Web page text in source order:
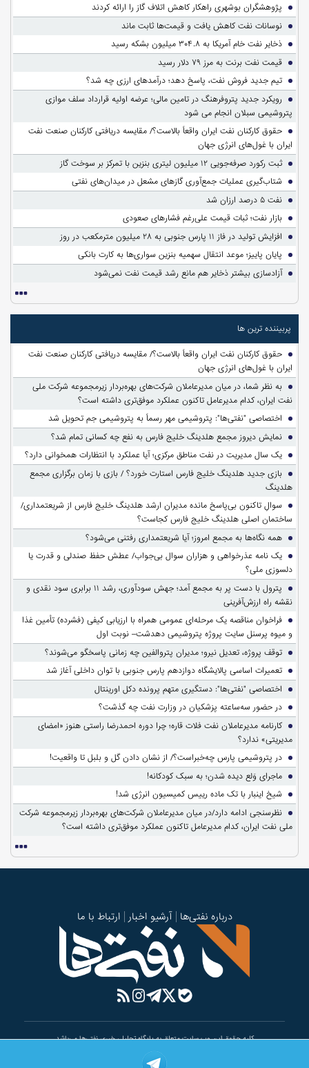
پژوهشگران بوشهری راهکار کاهش اتلاف گاز را ارائه کردند
نوسانات نفت کاهش یافت و قیمت‌ها ثابت ماند
ذخایر نفت خام آمریکا به ۳۰۴.۸ میلیون بشکه رسید
قیمت نفت برنت به مرز ۷۹ دلار رسید
تیم جدید فروش نفت، پاسخ دهد؛ درآمدهای ارزی چه شد؟
رویکرد جدید پتروفرهنگ در تامین مالی؛ عرضه اولیه قرارداد سلف موازی
پتروشیمی سبلان انجام می شود
حقوق کارکنان نفت ایران واقعاً بالاست؟/ مقایسه دریافتی کارکنان صنعت نفت
ایران با غول‌های انرژی جهان
ثبت رکورد صرفه‌جویی ۱۲ میلیون لیتری بنزین با تمرکز بر سوخت گاز
شتاب‌گیری عملیات جمع‌آوری گازهای مشعل در میدان‌های نفتی
نفت ۵ درصد ارزان شد
بازار نفت؛ ثبات قیمت علی‌رغم فشارهای صعودی
افزایش تولید در فاز ۱۱ پارس جنوبی به ۲۸ میلیون مترمکعب در روز
پایان پاییز؛ موعد انتقال سهمیه بنزین سواری‌ها به کارت بانکی
آزادسازی بیشتر ذخایر هم مانع رشد قیمت نفت نمی‌شود
پربیننده ترین ها
حقوق کارکنان نفت ایران واقعاً بالاست؟/ مقایسه دریافتی کارکنان صنعت نفت
ایران با غول‌های انرژی جهان
به نظر شما، در میان مدیرعاملان شرکت‌های بهره‌بردار زیرمجموعه شرکت ملی
نفت ایران، کدام مدیرعامل تاکنون عملکرد موفق‌تری داشته است؟
اختصاصی "نفتی‌ها": پتروشیمی مهر رسماً به پتروشیمی جم تحویل شد
نمایش دیروز مجمع هلدینگ خلیج فارس به نفع چه کسانی تمام شد؟
یک سال مدیریت در نفت مناطق مرکزی؛ آیا عملکرد با انتظارات همخوانی دارد؟
بازی جدید هلدینگ خلیج فارس استارت خورد؟ / بازی با زمان برگزاری مجمع
هلدینگ
سوالِ تاکنون بی‌پاسخ مانده مدیران ارشد هلدینگ خلیج فارس از شریعتمداری/
ساختمان اصلی هلدینگ خلیج فارس کجاست؟
همه نگاه‌ها به مجمع امروز؛ آیا شریعتمداری رفتنی می‌شود؟
یک نامه عذرخواهی و هزاران سوال بی‌جواب/ عطش حفظ صندلی و قدرت یا
دلسوزی ملی؟
پترول با دست پر به مجمع آمد؛ جهش سودآوری، رشد ۱۱ برابری سود نقدی و
نقشه راه ارزش‌آفرینی
فراخوان مناقصه یک مرحله‌ای عمومی همراه با ارزیابی کیفی (فشرده) تأمین غذا
و میوه پرسنل سایت پروژه پتروشیمی دهدشت– نوبت اول
توقف پروژه، تعدیل نیرو؛ مدیران پتروالفین چه زمانی پاسخگو می‌شوند؟
تعمیرات اساسی پالایشگاه دوازدهم پارس جنوبی با توان داخلی آغاز شد
اختصاصی "نفتی‌ها": دستگیری متهم پرونده دکل اورینتال
در حضور سه‌ساعته پزشکیان در وزارت نفت چه گذشت؟
کارنامه مدیرعاملان نفت فلات قاره؛ چرا دوره احمدرضا راستی هنوز «امضای
مدیریتی» ندارد؟
در پتروشیمی پارس چه‌خبراست؟/ از نشان دادن گل و بلبل تا واقعیت!
ماجرای وَلع دیده شدن؛ به سبک کودکانه!
شیخ اینبار با تک ماده رییس کمیسیون انرژی شد!
نظرسنجی ادامه دارد/در میان مدیرعاملان شرکت‌های بهره‌بردار زیرمجموعه شرکت
ملی نفت ایران، کدام مدیرعامل تاکنون عملکرد موفق‌تری داشته است؟
درباره نفتی‌ها آرشیو اخبار ارتباط با ما
کلیه حقوق این وب سایت متعلق به پایگاه تحلیلی خبری نفتی‌ها می‌باشد